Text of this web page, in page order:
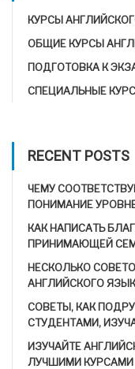
КУРСЫ
ОБЩИЕ КУРСЫ
ПОДГОТОВКА К
СПЕЦИАЛЬНЫЕ
RECENT POSTS
ЧЕМУ
ПОНИМАНИЕ
КАК НАПИСАТЬ
ПРИНИМАЮЩЕЙ
НЕСКОЛЬКО
АНГЛИЙСКОГО
СОВЕТЫ, КАК
СТУДЕНТАМИ,
ИЗУЧАЙТЕ
ЛУЧШИМИ КУРСАМИ